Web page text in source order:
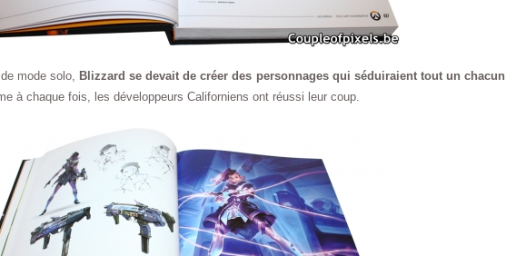
mode solo,
Blizzard se devait de créer des personnages qui séduiraient tout un chacun
à chaque fois, les développeurs Californiens ont réussi leur coup.